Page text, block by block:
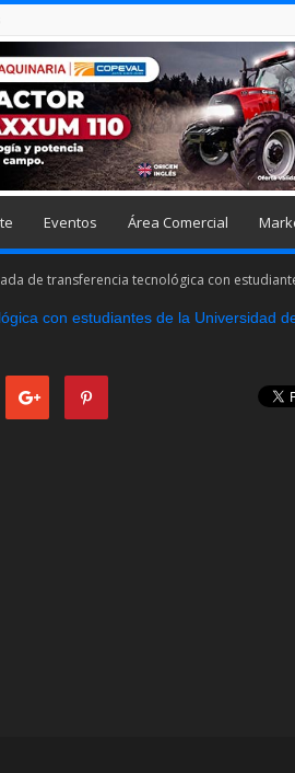
Eventos Área Comercial
de transferencia tecnológica con